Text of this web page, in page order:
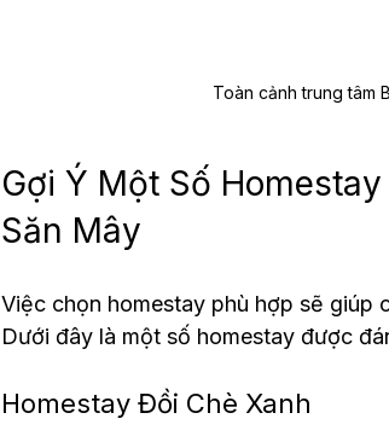
Toàn cảnh trung tâm
Gợi Ý Một Số
Săn Mây
Việc chọn homestay phù hợp sẽ giúp
Dưới đây là một số homestay được
Homestay Đồi Chè Xanh